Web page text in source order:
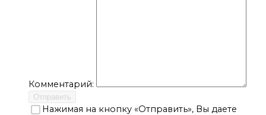
Комментарий:
Отправить
Нажимая на кнопку «Отправить», Вы даете